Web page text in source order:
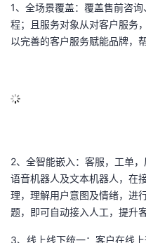
1、全场景覆盖：覆盖售前咨
程；且服务对象从对客户服务
以完善的客户服务赋能品牌，
2、全智能嵌入：客服，工单
语音机器人及文本机器人，在
理，理解用户意图及情绪，进
题，即可自动接入人工，提升
3、线上线下统一：客户在线